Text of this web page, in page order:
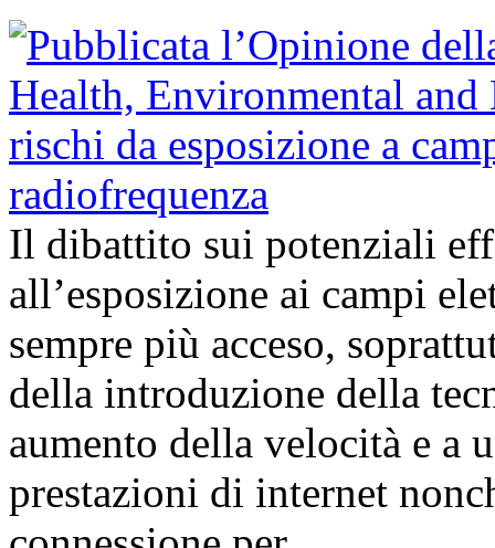
Il dibattito sui potenziali
all’esposizione ai campi
sempre più acceso,
della introduzione della
aumento della velocità e a
prestazioni di internet